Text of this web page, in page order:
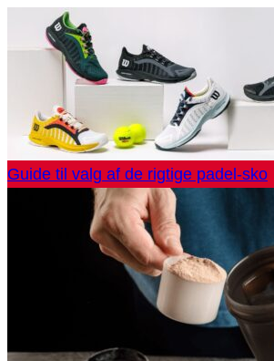
Guide til valg af de rigtige padel-sko